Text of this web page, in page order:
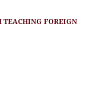
TEACHING FOREIGN